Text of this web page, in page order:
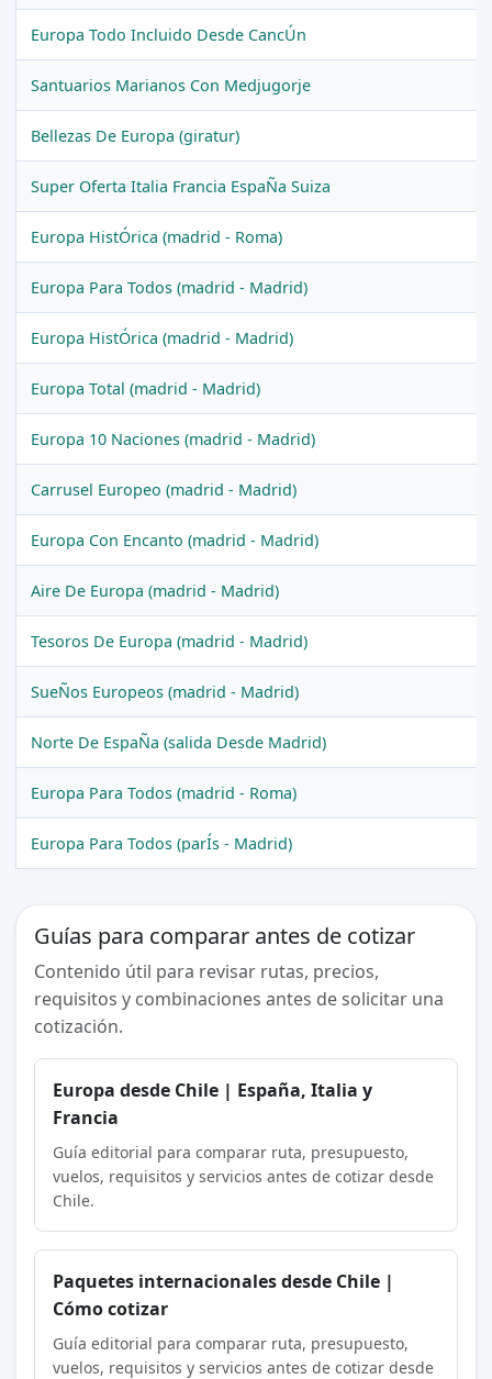
Europa Todo Incluido Desde CancÚn
Santuarios Marianos Con Medjugorje
Bellezas De Europa (giratur)
Super Oferta Italia Francia EspaÑa Suiza
Europa HistÓrica (madrid - Roma)
Europa Para Todos (madrid - Madrid)
Europa HistÓrica (madrid - Madrid)
Europa Total (madrid - Madrid)
Europa 10 Naciones (madrid - Madrid)
Carrusel Europeo (madrid - Madrid)
Europa Con Encanto (madrid - Madrid)
Aire De Europa (madrid - Madrid)
Tesoros De Europa (madrid - Madrid)
SueÑos Europeos (madrid - Madrid)
Norte De EspaÑa (salida Desde Madrid)
Europa Para Todos (madrid - Roma)
Europa Para Todos (parÍs - Madrid)
Guías para comparar antes de cotizar
Contenido útil para revisar rutas, precios,
requisitos y combinaciones antes de solicitar una
cotización.
Europa desde Chile | España, Italia y
Francia
Guía editorial para comparar ruta, presupuesto,
vuelos, requisitos y servicios antes de cotizar desde
Chile.
Paquetes internacionales desde Chile |
Cómo cotizar
Guía editorial para comparar ruta, presupuesto,
vuelos, requisitos y servicios antes de cotizar desde